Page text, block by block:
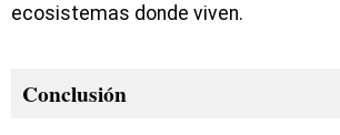
ecosistemas donde viven.
Conclusión